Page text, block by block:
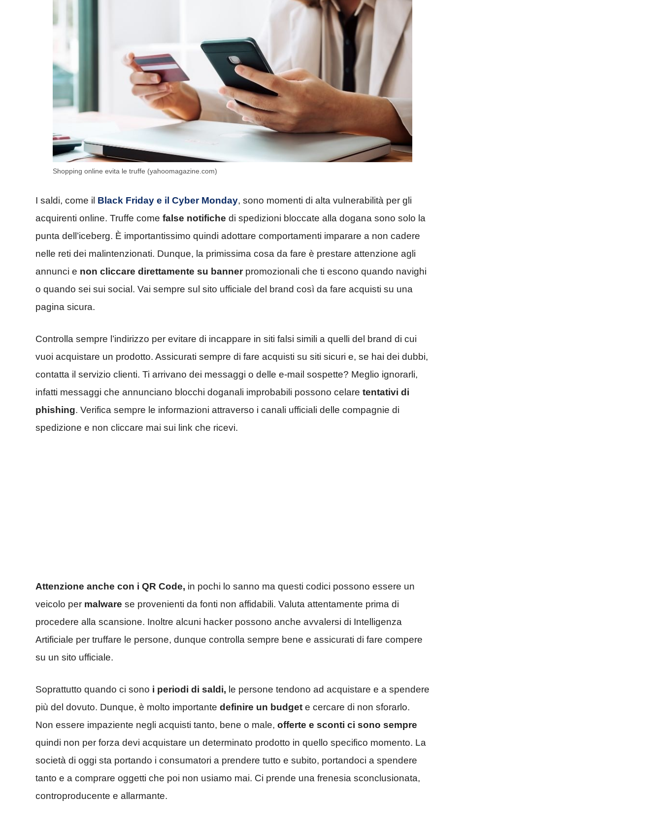
Shopping online evita le truffe (yahoomagazine.com)
I saldi, come il Black Friday e il Cyber Monday, sono momenti di alta vulnerabilità per gli
acquirenti online. Truffe come false notifiche di spedizioni bloccate alla dogana sono solo la
punta dell’iceberg. È importantissimo quindi adottare comportamenti imparare a non cadere
nelle reti dei malintenzionati. Dunque, la primissima cosa da fare è prestare attenzione agli
annunci e non cliccare direttamente su bannerpromozionali che ti escono quando navighi
o quando sei sui social. Vai sempre sul sito ufficiale del brand così da fare acquisti su una
pagina sicura.
Controlla sempre l’indirizzo per evitare di incappare in siti falsi simili a quelli del brand di cui
vuoi acquistare un prodotto. Assicurati sempre di fare acquisti su siti sicuri e, se hai dei dubbi,
contatta il servizio clienti. Ti arrivano dei messaggi o delle e-mail sospette? Meglio ignorarli,
infatti messaggi che annunciano blocchi doganali improbabili possono celare tentativi di
phishing. Verifica sempre le informazioni attraverso i canali ufficiali delle compagnie di
spedizione e non cliccare mai sui link che ricevi.
Attenzione anche con i QR Code, in pochi lo sanno ma questi codici possono essere un
veicolo per malware se provenienti da fonti non affidabili. Valuta attentamente prima di
procedere alla scansione. Inoltre alcuni hacker possono anche avvalersi di Intelligenza
Artificiale per truffare le persone, dunque controlla sempre bene e assicurati di fare compere
su un sito ufficiale.
Soprattutto quando ci sono i periodi di saldi, le persone tendono ad acquistare e a spendere
più del dovuto. Dunque, è molto importante definire un budget e cercare di non sforarlo.
Non essere impaziente negli acquisti tanto, bene o male, offerte e sconti ci sono sempre
quindi non per forza devi acquistare un determinato prodotto in quello specifico momento. La
società di oggi sta portando i consumatori a prendere tutto e subito, portandoci a spendere
tanto e a comprare oggetti che poi non usiamo mai. Ci prende una frenesia sconclusionata,
controproducente e allarmante.